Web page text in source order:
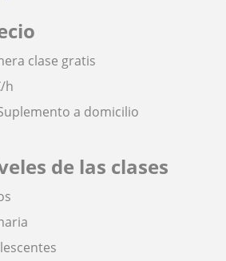
clase gratis
h
a domicilio
de las clases